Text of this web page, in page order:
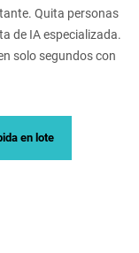
Quita personas
de IA especializada.
solo segundos con
en lote